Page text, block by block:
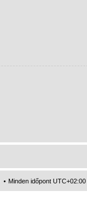
Minden időpont UTC+02:00